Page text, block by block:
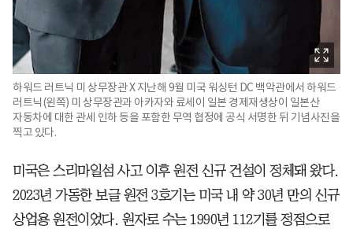
하워드 러트닉 미 상무장관 X 지난해 9월 미국 워싱턴 DC 백악관에서 하워드
러트닉(왼쪽) 미 상무장관과 아카자와 료세이 일본 경제재생상이 일본산
자동차에 대한 관세 인하 등을 포함한 무역 협정에 공식 서명한 뒤 기념사진을
찍고 있다.
미국은 스리마일섬 사고 이후 원전 신규 건설이 정체돼 왔다.
2023년 가동한 보글 원전 3호기는 미국 내 약 30년 만의 신규
상업용 원전이었다. 원자로 수는 1990년 112기를 정점으로